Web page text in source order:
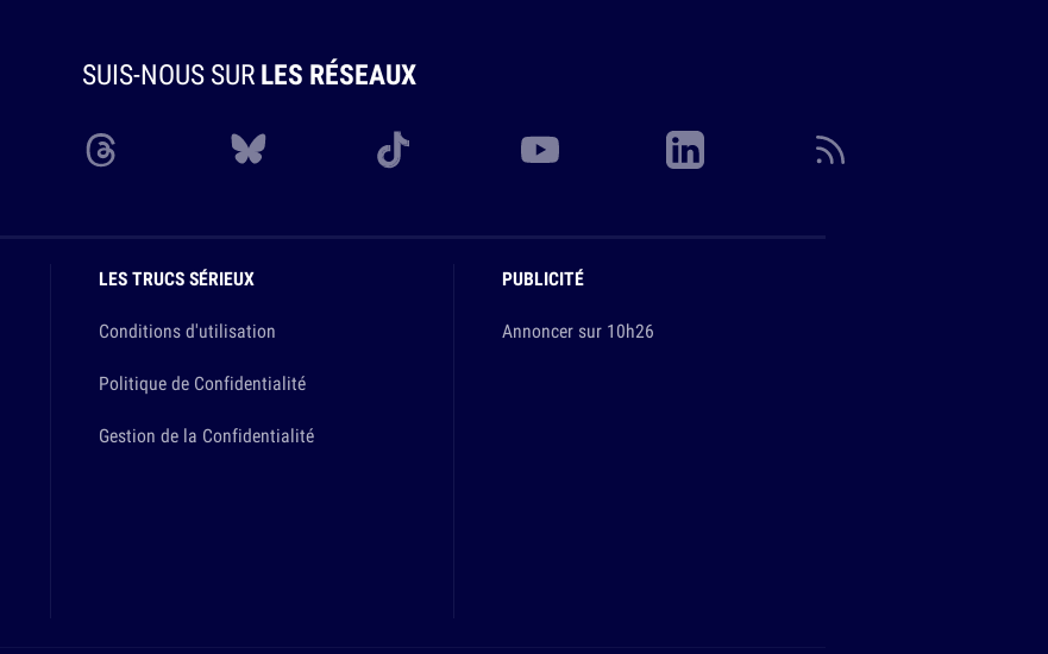
SUIS-NOUS SURLES RÉSEAUX
LES TRUCS SÉRIEUX
Conditions d'utilisation
Politique de Confidentialité
Gestion de la Confidentialité
PUBLICITÉ
Annoncer sur 10h26